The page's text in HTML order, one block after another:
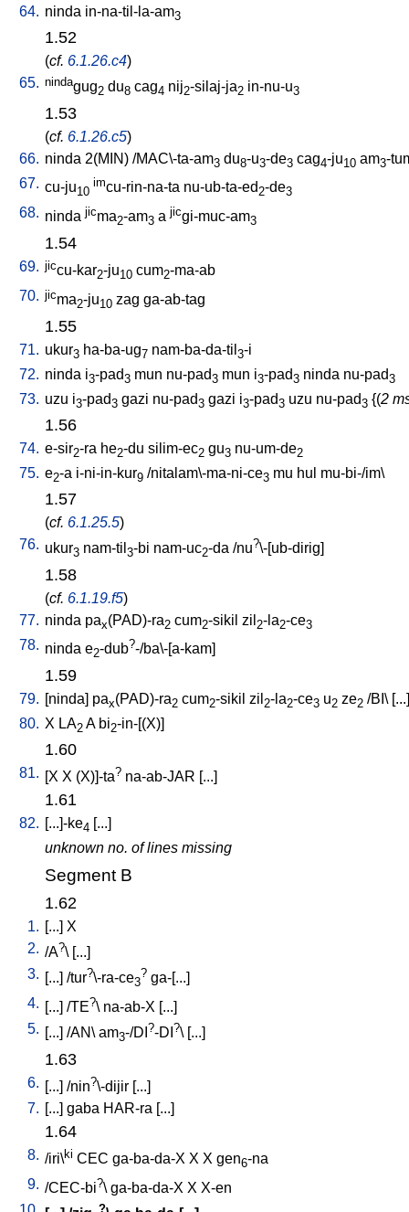
64. ninda in-na-til-la-am3
1.52
(cf. 6.1.26.c4)
65. nindagug2 du8 cag4 nij2-silaj-ja2 in-nu-u3
1.53
(cf. 6.1.26.c5)
66. ninda 2(MIN) /MAC\-ta-am3 du8-u3-de3 cag4-ju10 am3-
67. cu-ju10
imcu-rin-na-ta nu-ub-ta-ed2-de3
68. ninda jicma2-am3 a jicgi-muc-am3
1.54
69. jiccu-kar2-ju10 cum2-ma-ab
70. jicma2-ju10 zag ga-ab-tag
1.55
71. ukur3 ha-ba-ug7 nam-ba-da-til 3-i
72. ninda i3-pad3 mun nu-pad3 mun i3-pad3 ninda nu-pad3
73. uzu i3-pad3 gazi nu-pad3 gazi i3-pad3 uzu nu-pad3 {(2
1.56
74. e-sir2-ra he2-du silim-ec2 gu3 nu-um-de2
75. e2-a i-ni-in-kur9 /nitalam\-ma-ni-ce3 mu hul mu-bi-/im\
1.57
(cf. 6.1.25.5)
76. ukur3 nam-til 3-bi nam-uc2-da /nu?\-[ub-dirig]
1.58
(cf. 6.1.19.f5)
77. ninda pax(PAD)-ra2 cum2-sikil zil 2-la2-ce3
78. ninda e2-dub?-/ba\-[a-kam]
1.59
79. [ninda] pax(PAD)-ra2 cum2-sikil zil 2-la2-ce3 u2 ze2 /BI \ [...]
80. X LA2 A bi2-in-[(X)]
1.60
81. [X X (X)]-ta? na-ab-JAR [...]
1.61
82. [...]-ke4 [...]
unknown no. of lines missing
Segment B
1.62
1. [...] X
2. /A?\ [...]
3. [...] /tur?\-ra-ce3
? ga-[...]
4. [...] /TE?\ na-ab-X [...]
5. [...] /AN\ am3-/DI ?-DI ?\ [...]
1.63
6. [...] /nin?\-dijir [...]
7. [...] gaba HAR-ra [...]
1.64
8. /iri\ki CEC ga-ba-da-X X X gen6-na
9. /CEC-bi?\ ga-ba-da-X X X-en
?